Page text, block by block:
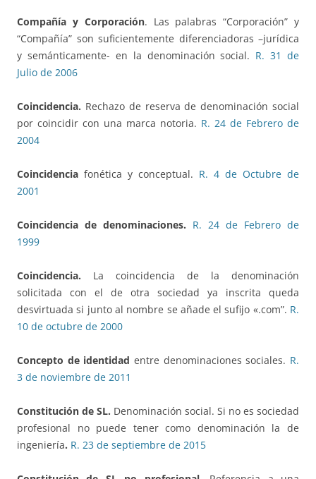
Compañía y Corporación. Las palabras “Corporación” y
“Compañía” son suficientemente diferenciadoras –jurídica
y semánticamente- en la denominación social. R. 31 de
Julio de 2006
Coincidencia. Rechazo de reserva de denominación social
por coincidir con una marca notoria. R. 24 de Febrero de
2004
Coincidencia fonética y conceptual. R. 4 de Octubre de
2001
Coincidencia de denominaciones. R. 24 de Febrero de
1999
Coincidencia. La coincidencia de la denominación
solicitada con el de otra sociedad ya inscrita queda
desvirtuada si junto al nombre se añade el sufijo «.com”. R.
10 de octubre de 2000
Concepto de identidad entre denominaciones sociales. R.
3 de noviembre de 2011
Constitución de SL. Denominación social. Si no es sociedad
profesional no puede tener como denominación la de
ingeniería. R. 23 de septiembre de 2015